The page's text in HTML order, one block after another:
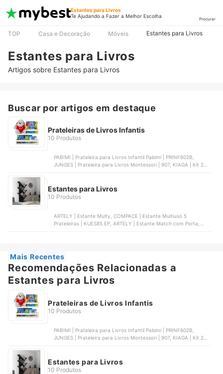
Estantes para Livros
Te Ajudando a Fazer a Melhor Escolha
Procurar
TOP Casa e Decoração Móveis Estantes para Livros
Estantes para Livros
Artigos sobre Estantes para Livros
Buscar por artigos em destaque
Prateleiras de Livros Infantis
10 Produtos
PABIMI | Prateleira para Livros Infantil Pabimi | PRINF602B,
JUNGES | Prateleira para Livros Montessori | 907, KIAGA | Kit 2
4 Nichos Branco Natural Bruno | ‎76409, MADEIRAMADEIRA |
Prateleira Infantil de Livros e Decoração Preto | 915793
Estantes para Livros
10 Produtos
ARTELY | Estante Multy, COMPACE | Estante Multiuso 5
Prateleiras | ‎KUES85.EP, ARTELY | Estante Match com Porta,
Mais Recentes
Recomendações Relacionadas a
Estantes para Livros
Prateleiras de Livros Infantis
10 Produtos
PABIMI | Prateleira para Livros Infantil Pabimi | PRINF602B,
JUNGES | Prateleira para Livros Montessori | 907, KIAGA | Kit 2
4 Nichos Branco Natural Bruno | ‎76409, MADEIRAMADEIRA |
Prateleira Infantil de Livros e Decoração Preto | 915793
Estantes para Livros
10 Produtos